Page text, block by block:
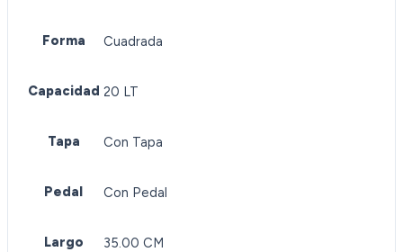
Forma Cuadrada
Capacidad 20 LT
Tapa Con Tapa
Pedal Con Pedal
Largo 35.00 CM